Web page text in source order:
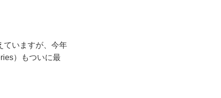
ていますが、今年
）もついに最